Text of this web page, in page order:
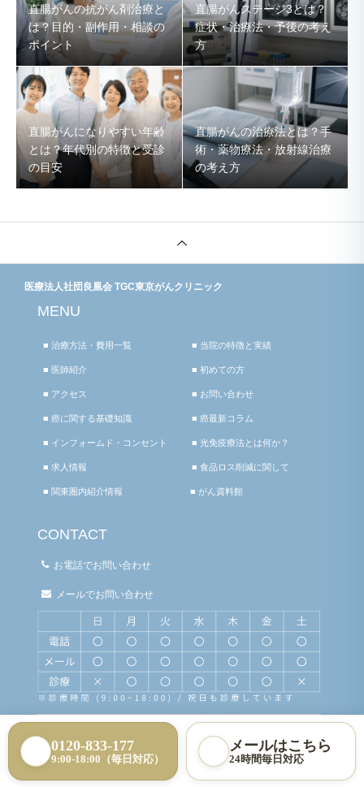
直腸がんの抗がん剤治療と
は？目的・副作用・相談の
ポイント
直腸がんステージ3とは？
症状・治療法・予後の考え
方
直腸がんになりやすい年齢
とは？年代別の特徴と受診
の目安
直腸がんの治療法とは？手
術・薬物療法・放射線治療
の考え方
医療法人社団良凰会 TGC東京がんクリニック
MENU
■ 治療方法・費用一覧 ■ 当院の特徴と実績
■ 医師紹介 ■ 初めての方
■ アクセス ■ お問い合わせ
■ 癌に関する基礎知識 ■ 癌最新コラム
■ インフォームド・コンセント ■ 光免疫療法とは何か？
■ 求人情報 ■ 食品ロス削減に関して
■ 関東圏内紹介情報 ■ がん資料館
CONTACT
お電話でお問い合わせ
メールでお問い合わせ
0120-833-177
9:00-18:00（毎日対応）
メールはこちら
24時間毎日対応